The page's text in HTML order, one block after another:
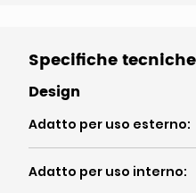
Specifiche tecniche
Design
Adatto per uso esterno